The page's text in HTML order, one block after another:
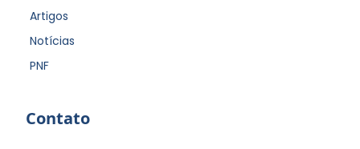
Artigos
Notícias
PNF
Contato